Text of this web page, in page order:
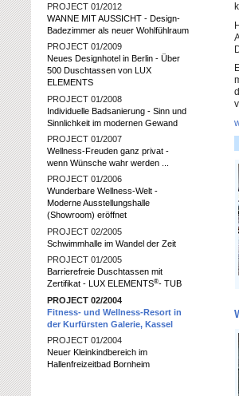
PROJECT 01/2012
WANNE MIT AUSSICHT - Design-
Badezimmer als neuer Wohlfühlraum
PROJECT 01/2009
Neues Designhotel in Berlin - Über
500 Duschtassen von LUX
ELEMENTS
PROJECT 01/2008
Individuelle Badsanierung - Sinn und
Sinnlichkeit im modernen Gewand
PROJECT 01/2007
Wellness-Freuden ganz privat -
wenn Wünsche wahr werden ...
PROJECT 01/2006
Wunderbare Wellness-Welt -
Moderne Ausstellungshalle
(Showroom) eröffnet
PROJECT 02/2005
Schwimmhalle im Wandel der Zeit
PROJECT 01/2005
Barrierefreie Duschtassen mit
Zertifikat - LUX ELEMENTS®- TUB
PROJECT 02/2004
Fitness- und Wellness-Resort in
der Kurfürsten Galerie, Kassel
PROJECT 01/2004
Neuer Kleinkindbereich im
Hallenfreizeitbad Bornheim